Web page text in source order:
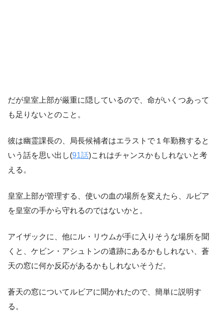
だが皇室上部が厳重に隠しているので、命がいくつあって
も足りないとのこと。
彼は幽霊課長の、局長候補者はエラストで１年勤務すると
いう話を思い出し(91話)これはチャンスかもしれないと考
える。
皇室上部が管理する、使いの血の場所を変えたら、ルビア
を皇室の手から守れるのではないかと。
アイザックに、他にル・リウムが手に入りそうな場所を聞
くと、ケビン・アシュトンの遺跡にあるかもしれない、蒼
天の窓に何か反応があるかもしれないそうだ。
蒼天の窓についてルビアに聞かれたので、簡単に説明す
る。